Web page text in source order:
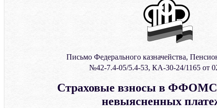
Письмо Федерального казначейства,
№42-7.4-05/5.4-53, КА-30-24/1165 от
Страховые взносы в
невыясненных